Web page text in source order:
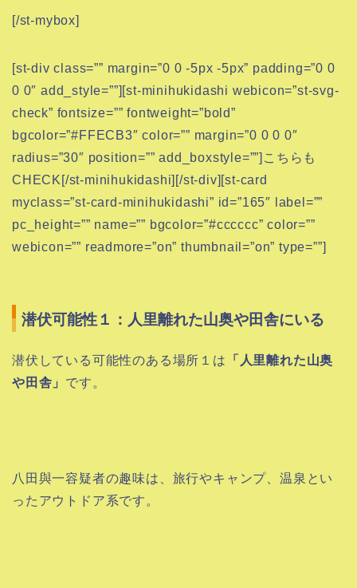
[/st-mybox]
[st-div class=”” margin=”0 0 -5px -5px” padding=”0 0
0 0″ add_style=””][st-minihukidashi webicon=”st-svg-
check” fontsize=”” fontweight=”bold”
bgcolor=”#FFECB3″ color=”” margin=”0 0 0 0″
radius=”30″ position=”” add_boxstyle=””]こちらも
CHECK[/st-minihukidashi][/st-div][st-card
myclass=”st-card-minihukidashi” id=”165″ label=””
pc_height=”” name=”” bgcolor=”#cccccc” color=””
webicon=”” readmore=”on” thumbnail=”on” type=””]
潜伏可能性１：人里離れた山奥や田舎にいる
潜伏している可能性のある場所１は
「人里離れた山奥
や田舎」 です。
八田與一容疑者の趣味は、旅行やキャンプ、温泉とい
ったアウトドア系です。